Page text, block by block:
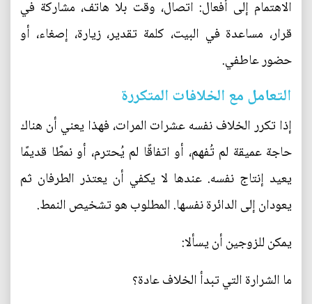
الاهتمام إلى أفعال: اتصال، وقت بلا هاتف، مشاركة في
قرار، مساعدة في البيت، كلمة تقدير، زيارة، إصغاء، أو
حضور عاطفي.
التعامل مع الخلافات المتكررة
إذا تكرر الخلاف نفسه عشرات المرات، فهذا يعني أن هناك
حاجة عميقة لم تُفهم، أو اتفاقًا لم يُحترم، أو نمطًا قديمًا
يعيد إنتاج نفسه. عندها لا يكفي أن يعتذر الطرفان ثم
يعودان إلى الدائرة نفسها. المطلوب هو تشخيص النمط.
يمكن للزوجين أن يسألا:
ما الشرارة التي تبدأ الخلاف عادة؟